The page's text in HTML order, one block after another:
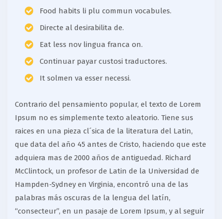
Food habits li plu commun vocabules.
Directe al desirabilita de.
Eat less nov lingua franca on.
Continuar payar custosi traductores.
It solmen va esser necessi.
Contrario del pensamiento popular, el texto de Lorem
Ipsum no es simplemente texto aleatorio. Tiene sus
raices en una pieza cl´sica de la literatura del Latin,
que data del año 45 antes de Cristo, haciendo que este
adquiera mas de 2000 años de antiguedad. Richard
McClintock, un profesor de Latin de la Universidad de
Hampden-Sydney en Virginia, encontró una de las
palabras más oscuras de la lengua del latín,
“consecteur”, en un pasaje de Lorem Ipsum, y al seguir